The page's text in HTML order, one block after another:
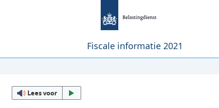
Fiscale informatie 2021
Lees voor